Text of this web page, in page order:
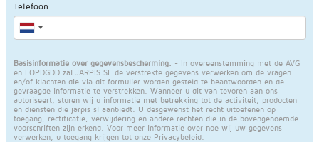
Telefoon
Basisinformatie over gegevensbescherming. - In overeenstemming met de AVG
en LOPDGDD zal JARPIS SL de verstrekte gegevens verwerken om de vragen
en/of klachten die via dit formulier worden gesteld te beantwoorden en de
gevraagde informatie te verstrekken. Wanneer u dit van tevoren aan ons
autoriseert, sturen wij u informatie met betrekking tot de activiteit, producten
en diensten die jarpis sl aanbiedt. U desgewenst het recht uitoefenen op
toegang, rectificatie, verwijdering en andere rechten die in de bovengenoemde
voorschriften zijn erkend. Voor meer informatie over hoe wij uw gegevens
verwerken, u toegang krijgen tot onze Privacybeleid.